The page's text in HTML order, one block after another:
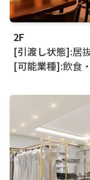
2F
[引渡し状態]:居
[可能業種]:飲食